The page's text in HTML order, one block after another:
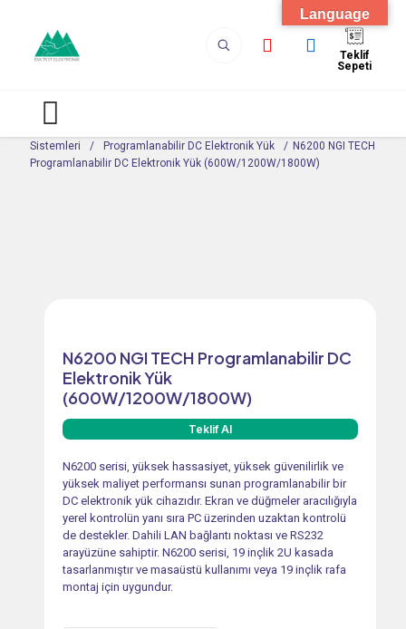
Teklif
Sepeti
Sistemleri
/ Programlanabilir DC Elektronik Yük / N6200 NGI TECH
Programlanabilir DC Elektronik Yük (600W/1200W/1800W)
N6200 NGI TECH Programlanabilir DC
Elektronik Yük
(600W/1200W/1800W)
Teklif Al
N6200 serisi, yüksek hassasiyet, yüksek güvenilirlik ve
yüksek maliyet performansı sunan programlanabilir bir
DC elektronik yük cihazıdır. Ekran ve düğmeler aracılığıyla
yerel kontrolün yanı sıra PC üzerinden uzaktan kontrolü
de destekler. Dahili LAN bağlantı noktası ve RS232
arayüzüne sahiptir. N6200 serisi, 19 inçlik 2U kasada
tasarlanmıştır ve masaüstü kullanımı veya 19 inçlik rafa
montaj için uygundur.
Language